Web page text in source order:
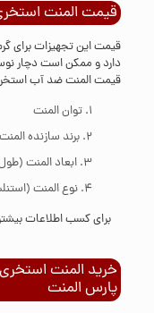
قیمت المنت
قیمت این تجهیزات برای
دارد و ممکن است دچار
قیمت المنت ضد آب
توان المنت
برند سازنده المنت
ابعاد المنت
نوع المنت
برای کسب اطلاعات
پارس المنت